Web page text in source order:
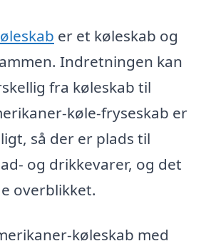
er et køleskab og
Indretningen kan
fra køleskab til
køle-fryseskab er
så der er plads til
og drikkevarer, og det
overblikket.
køleskab med